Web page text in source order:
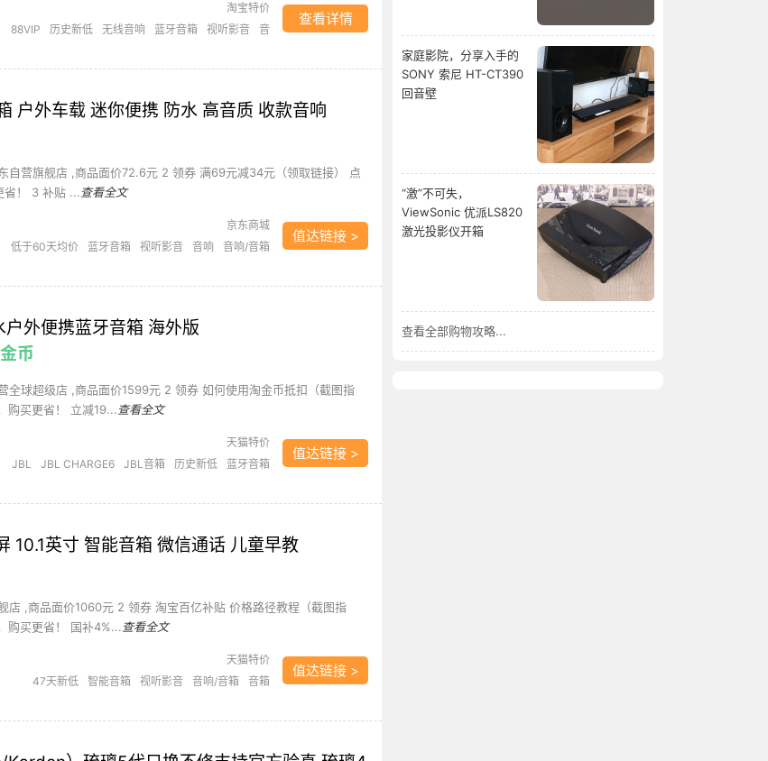
淘宝特价
88VIP 历史新低 无线音响 蓝牙音箱 视听影音
音
查看详情
户外车载 迷你便携 防水 高音质 收款音响
自营旗舰店 ,商品面价72.6元 2 领券 满69元减34元（领取链接） 点
省！ 3 补贴 ... 查看全文
京东商城
低于60天均价 蓝牙音箱 视听影音 音响
音响/音箱
值达链接 >
户外便携蓝牙音箱 海外版
币
全球超级店 ,商品面价1599元 2 领券 如何使用淘金币抵扣（截图指
购买更省！ 立减19... 查看全文
天猫特价
JBL JBL CHARGE6 JBL音箱 历史新低
蓝牙音箱
值达链接 >
10.1英寸 智能音箱 微信通话 儿童早教
店 ,商品面价1060元 2 领券 淘宝百亿补贴 价格路径教程（截图指
购买更省！ 国补4%... 查看全文
天猫特价
47天新低 智能音箱 视听影音 音响/音箱 音箱
值达链接 >
家庭影院，分享入手的
SONY 索尼 HT-CT390
回音壁
“激”不可失，
ViewSonic 优派LS820
激光投影仪开箱
查看全部购物攻略...